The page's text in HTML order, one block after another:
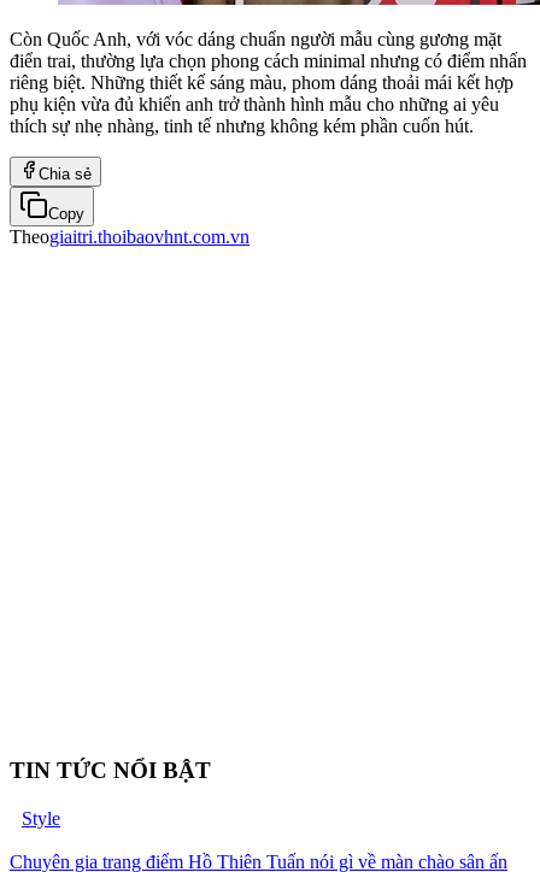
Còn Quốc Anh, với vóc dáng chuẩn người mẫu cùng gương mặt
điển trai, thường lựa chọn phong cách minimal nhưng có điểm nhấn
riêng biệt. Những thiết kế sáng màu, phom dáng thoải mái kết hợp
phụ kiện vừa đủ khiến anh trở thành hình mẫu cho những ai yêu
thích sự nhẹ nhàng, tinh tế nhưng không kém phần cuốn hút.
Chia sẻ
Copy
Theogiaitri.thoibaovhnt.com.vn
TIN TỨC NỔI BẬT
Style
Chuyên gia trang điểm Hồ Thiên Tuấn nói gì về màn chào sân ấn